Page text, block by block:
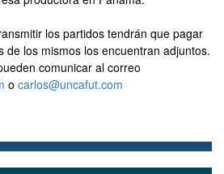
los partidos tendrán que pagar
los mismos los encuentran adjuntos.
comunicar al correo
o carlos@uncafut.com